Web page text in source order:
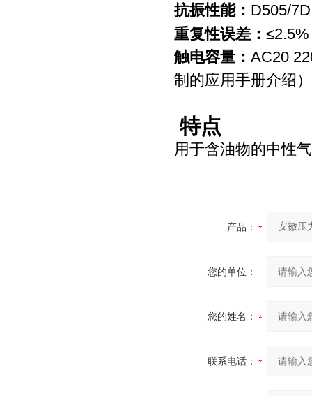
抗振性能： D505/
重复性误差： ≤2.5%
触电容量： AC20
制的应用手册介绍）
特点
用于含油物的中性
产品：
您的单位：
您的姓名：
联系电话：